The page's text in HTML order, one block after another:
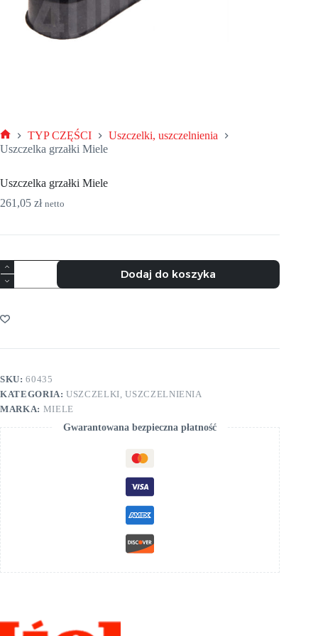
Strona
TYP CZĘŚCI
Uszczelki, uszczelnienia
Uszczelka grzałki Miele
Uszczelka grzałki Miele
261,05 zł netto
ilość
Uszczelka
grzałki
Dodaj do koszyka
SKU:60435
KATEGORIA:USZCZELKI, USZCZELNIENIA
MARKA: MIELE
Gwarantowana bezpieczna płatność